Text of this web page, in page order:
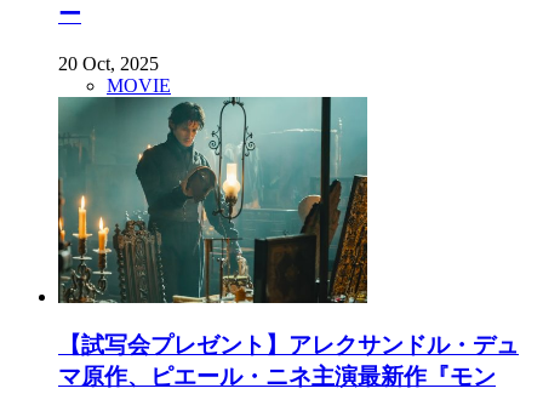
ー
20 Oct, 2025
MOVIE
【試写会プレゼント】アレクサンドル・デュ
マ原作、ピエール・ニネ主演最新作『モン